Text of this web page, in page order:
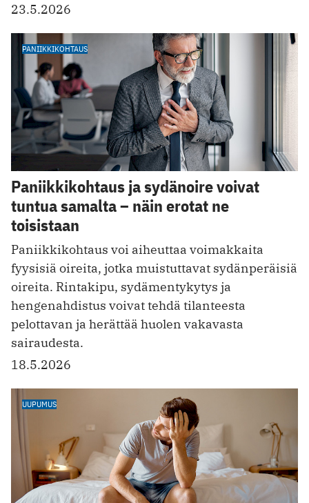
23.5.2026
PANIIKKIKOHTAUS
Paniikkikohtaus ja sydänoire voivat
tuntua samalta – näin erotat ne
toisistaan
Paniikkikohtaus voi aiheuttaa voimakkaita
fyysisiä oireita, jotka muistuttavat sydänperäisiä
oireita. Rintakipu, sydämentykytys ja
hengenahdistus voivat tehdä tilanteesta
pelottavan ja herättää huolen vakavasta
sairaudesta.
18.5.2026
UUPUMUS